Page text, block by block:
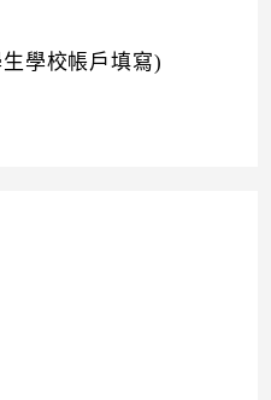
學校帳戶填寫)